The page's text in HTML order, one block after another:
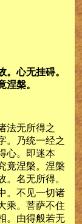
。心无挂碍。
涅槃。
法无所得之
。乃统一经之
心。即迷本
竟涅槃。涅槃
名无所得。
。不见一切诸
乘。菩萨不住
。由得般若无